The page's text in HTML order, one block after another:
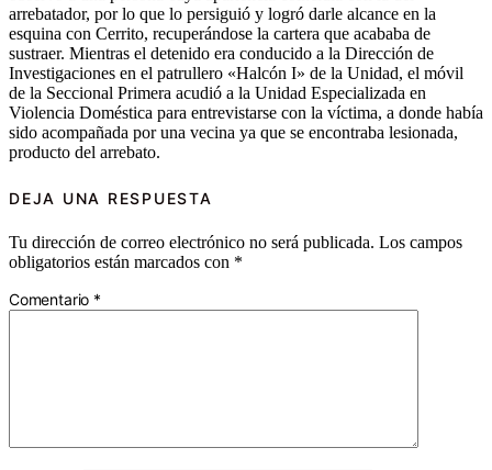
arrebatador, por lo que lo persiguió y logró darle alcance en la
esquina con Cerrito, recuperándose la cartera que acababa de
sustraer. Mientras el detenido era conducido a la Dirección de
Investigaciones en el patrullero «Halcón I» de la Unidad, el móvil
de la Seccional Primera acudió a la Unidad Especializada en
Violencia Doméstica para entrevistarse con la víctima, a donde había
sido acompañada por una vecina ya que se encontraba lesionada,
producto del arrebato.
DEJA UNA RESPUESTA
Tu dirección de correo electrónico no será publicada. Los campos
obligatorios están marcados con *
Comentario *